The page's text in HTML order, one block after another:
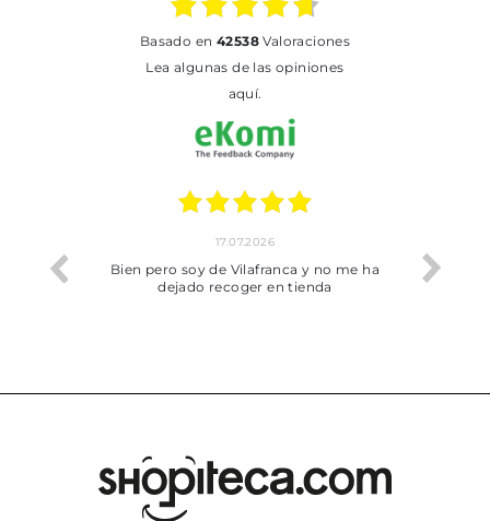
basado en 42538Valoraciones
Lea algunas de las opiniones
aquí.
trobat
17.07.2026
Bien pero soy de Vilafranca y no me ha
dejado recoger en tienda